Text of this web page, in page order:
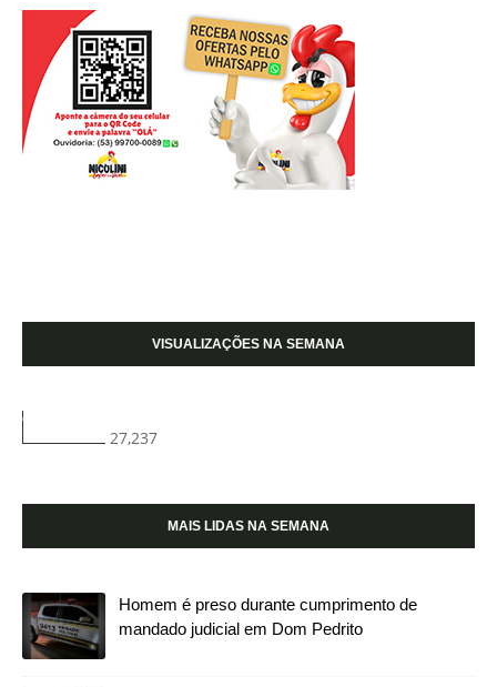
VISUALIZAÇÕES NA SEMANA
27,237
MAIS LIDAS NA SEMANA
Homem é preso durante cumprimento de
mandado judicial em Dom Pedrito